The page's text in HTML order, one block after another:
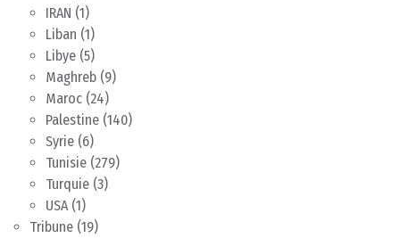
IRAN (1)
Liban (1)
Libye (5)
Maghreb (9)
Maroc (24)
Palestine (140)
Syrie (6)
Tunisie (279)
Turquie (3)
USA(1)
Tribune (19)